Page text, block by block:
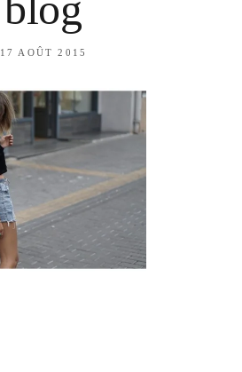
17 AOÛT 2015